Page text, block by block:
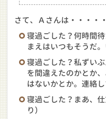
さて、Ａさんは・・・・・
寝過ごした？何時間
まえはいつもそうだ
寝過ごした？私ずい
を間違えたのかとか
はないかとか。連絡し
寝過ごした？まあ、
り）